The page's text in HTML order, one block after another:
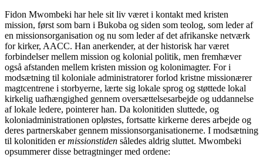
Fidon Mwombeki har hele sit liv været i kontakt med kristen
mission, først som barn i Bukoba og siden som teolog, som leder af
en missionsorganisation og nu som leder af det afrikanske netværk
for kirker, AACC. Han anerkender, at der historisk har været
forbindelser mellem mission og kolonial politik, men fremhæver
også afstanden mellem kristen mission og kolonimagter. For i
modsætning til koloniale administratorer forlod kristne missionærer
magtcentrene i storbyerne, lærte sig lokale sprog og støttede lokal
kirkelig uafhængighed gennem oversættelsesarbejde og uddannelse
af lokale ledere, pointerer han. Da kolonitiden sluttede, og
koloniadministrationen opløstes, fortsatte kirkerne deres arbejde og
deres partnerskaber gennem missionsorganisationerne. I modsætning
til kolonitiden ermissionstiden således aldrig sluttet. Mwombeki
opsummerer disse betragtninger med ordene: